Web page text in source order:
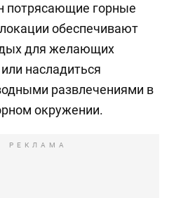
потрясающие горные
обеспечивают
для желающих
насладиться
развлечениями в
окружении.
РЕКЛАМА